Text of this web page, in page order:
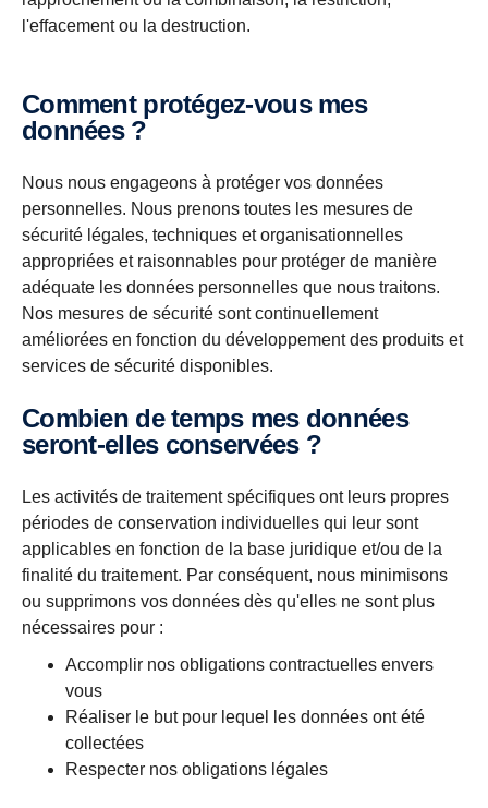
l'effacement ou la destruction.
Comment protégez-vous mes
données ?
Nous nous engageons à protéger vos données
personnelles. Nous prenons toutes les mesures de
sécurité légales, techniques et organisationnelles
appropriées et raisonnables pour protéger de manière
adéquate les données personnelles que nous traitons.
Nos mesures de sécurité sont continuellement
améliorées en fonction du développement des produits et
services de sécurité disponibles.
Combien de temps mes données
seront-elles conservées ?
Les activités de traitement spécifiques ont leurs propres
périodes de conservation individuelles qui leur sont
applicables en fonction de la base juridique et/ou de la
finalité du traitement. Par conséquent, nous minimisons
ou supprimons vos données dès qu'elles ne sont plus
nécessaires pour :
Accomplir nos obligations contractuelles envers
vous
Réaliser le but pour lequel les données ont été
collectées
Respecter nos obligations légales